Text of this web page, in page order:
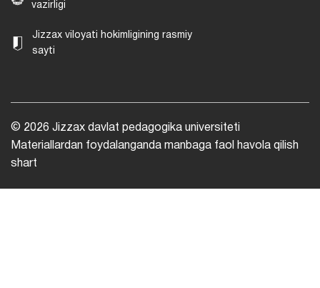
vazirligi
Jizzax viloyati hokimligining rasmiy
sayti
© 2026 Jizzax davlat pedagogika universiteti
Materiallardan foydalanganda manbaga faol havola qilish
shart